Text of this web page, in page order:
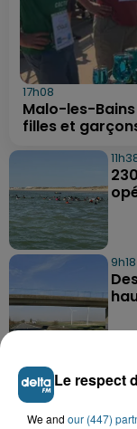
17h08
Malo-les-
filles et
9h18
Le respect
We and our (447)